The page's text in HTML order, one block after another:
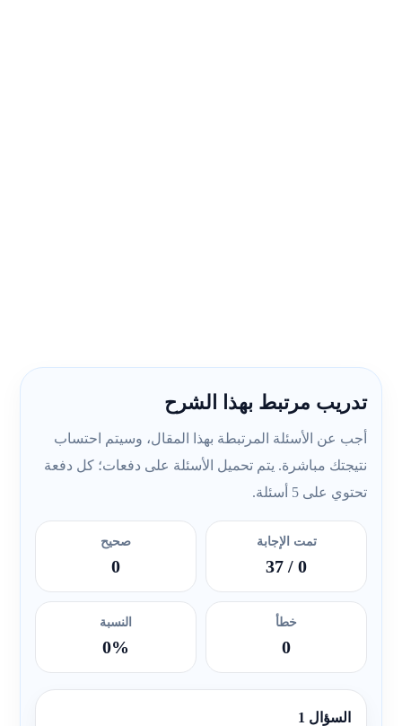
تدريب مرتبط بهذا الشرح
أجب عن الأسئلة المرتبطة بهذا المقال، وسيتم احتساب
نتيجتك مباشرة. يتم تحميل الأسئلة على دفعات؛ كل دفعة
تحتوي على 5 أسئلة.
تمت الإجابة
0
/ 37
صحيح
0
خطأ
0
النسبة
0%
السؤال 1